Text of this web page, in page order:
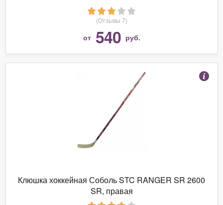
(Отзывы 7)
от 540 руб.
Клюшка хоккейная Соболь STC RANGER SR 2600
SR, правая